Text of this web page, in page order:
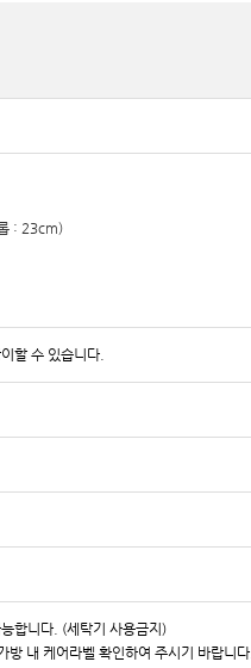
: 23cm)
할 수 있습니다.
합니다. (세탁기 사용금지)
내 케어라벨 확인하여 주시기 바랍니다.